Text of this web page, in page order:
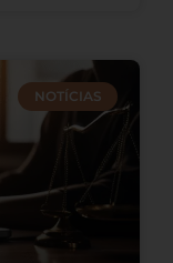
NOTÍCIAS